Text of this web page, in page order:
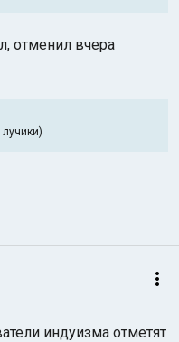
отменил вчера
индуизма отметят